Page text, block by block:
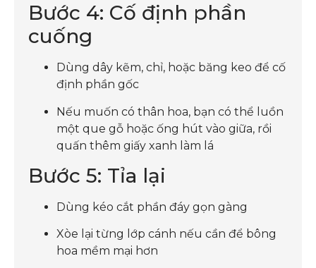
Bước 4: Cố định phần
cuống
Dùng dây kẽm, chỉ, hoặc băng keo để cố
định phần gốc
Nếu muốn có thân hoa, bạn có thể luồn
một que gỗ hoặc ống hút vào giữa, rồi
quấn thêm giấy xanh làm lá
Bước 5: Tỉa lại
Dùng kéo cắt phần đáy gọn gàng
Xòe lại từng lớp cánh nếu cần để bông
hoa mềm mại hơn